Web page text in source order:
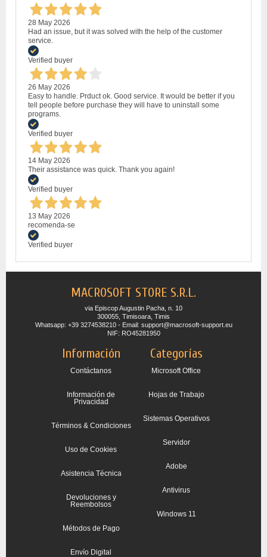
28 May 2026
Had an issue, but it was solved with the help of the customer
service.
Verified buyer
26 May 2026
Easy to handle. Prduct ok. Good service. It would be better if you
tell people before purchase they will have to uninstall some
programs.
Verified buyer
14 May 2026
Their assistance was quick. Thank you again!
Verified buyer
13 May 2026
recomenda-se
Verified buyer
MACROSOFT STORE S.R.L.
via Episcop Augustin Pacha, n. 10
300055, Timisoara, Timis
Whatsapp: +39 3274538210 - Email: support@macrosoft-support.eu
NIF: RO45281950
Información
Contáctanos
Información de
Privacidad
Términos & Condiciones
Uso de Cookies
Asistencia Técnica
Devoluciones y
Reembolsos
Métodos de Pago
Envío Digital
Categorías
Microsoft Office
Hojas de Trabajo
Sistemas Operativos
Servidor
Adobe
Antivirus
Windows 11